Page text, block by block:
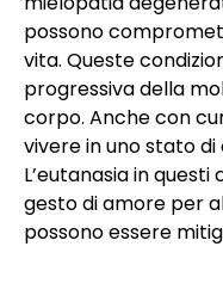
possono
vita. Queste
progressiva della
corpo. Anche con
vivere in uno stato
L’eutanasia in
gesto di amore per
possono essere